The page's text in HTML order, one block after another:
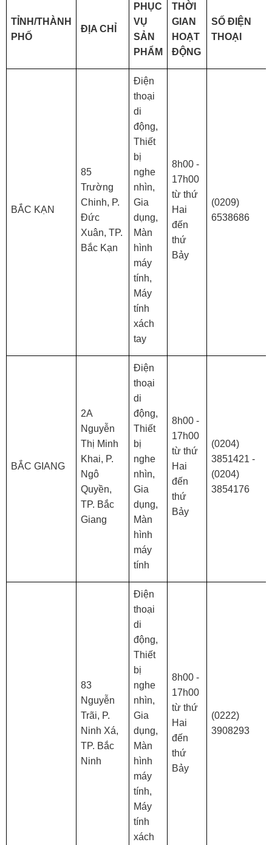
TỈNH/THÀNH
PHỐ
ĐỊA CHỈ
PHỤC
VỤ
SẢN
PHẨM
THỜI
GIAN
HOẠT
ĐỘNG
SỐ ĐIỆN
THOẠI
BẮC KẠN
85
Trường
Chinh, P.
Đức
Xuân, TP.
Bắc Kạn
Điện
thoại
di
động,
Thiết
bị
nghe
nhìn,
Gia
dụng,
Màn
hình
máy
tính,
Máy
tính
xách
tay
8h00 -
17h00
từ thứ
Hai
đến
thứ
Bảy
(0209)
6538686
BẮC GIANG
2A
Nguyễn
Thị Minh
Khai, P.
Ngô
Quyền,
TP. Bắc
Giang
Điện
thoại
di
động,
Thiết
bị
nghe
nhìn,
Gia
dụng,
Màn
hình
máy
tính
8h00 -
17h00
từ thứ
Hai
đến
thứ
Bảy
(0204)
3851421 -
(0204)
3854176
83
Nguyễn
Trãi, P.
Ninh Xá,
TP. Bắc
Ninh
Điện
thoại
di
động,
Thiết
bị
nghe
nhìn,
Gia
dụng,
Màn
hình
máy
tính,
Máy
tính
xách
8h00 -
17h00
từ thứ
Hai
đến
thứ
Bảy
(0222)
3908293